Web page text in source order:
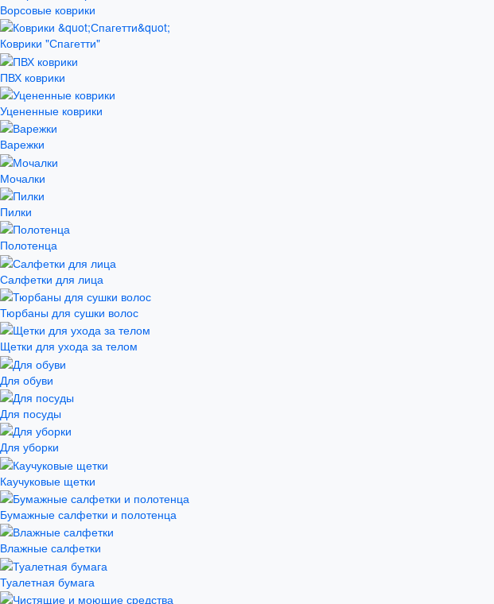
Ворсовые коврики
Коврики "Спагетти"
ПВХ коврики
Уцененные коврики
Варежки
Мочалки
Пилки
Полотенца
Салфетки для лица
Тюрбаны для сушки волос
Щетки для ухода за телом
Для обуви
Для посуды
Для уборки
Каучуковые щетки
Бумажные салфетки и полотенца
Влажные салфетки
Туалетная бумага